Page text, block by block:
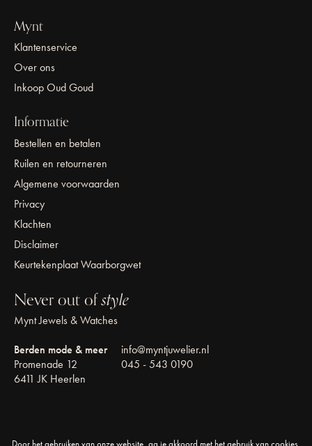
Mynt
Klantenservice
Over ons
Inkoop Oud Goud
Informatie
Bestellen en betalen
Ruilen en retourneren
Algemene voorwaarden
Privacy
Klachten
Disclaimer
Keurtekenplaat Waarborgwet
Never out ofstyle
Mynt Jewels & Watches
Berden mode & meer
Promenade 12
6411 JK Heerlen
info@myntjuwelier.nl
045 - 543 0190
Door het gebruiken van onze website, ga je akkoord met het gebruik van cookies